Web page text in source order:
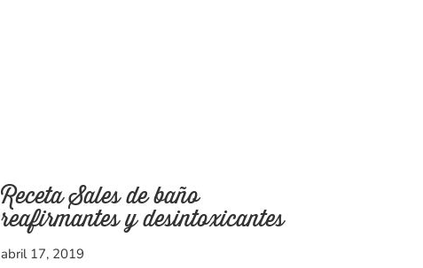
Receta Sales de baño
reafirmantes y desintoxicantes
abril 17, 2019